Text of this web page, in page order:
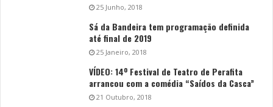
25 Junho, 2018
Sá da Bandeira tem programação definida
até final de 2019
25 Janeiro, 2018
VÍDEO: 14º Festival de Teatro de Perafita
arrancou com a comédia “Saídos da Casca”
21 Outubro, 2018